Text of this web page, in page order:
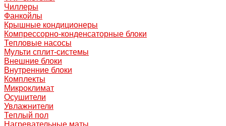
Чиллеры
Фанкойлы
Крышные кондиционеры
Компрессорно-конденсаторные блоки
Тепловые насосы
Мульти сплит-системы
Внешние блоки
Внутренние блоки
Комплекты
Микроклимат
Осушители
Увлажнители
Теплый пол
Нагревательные маты